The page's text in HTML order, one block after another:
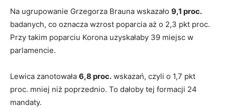
Na ugrupowanie Grzegorza Brauna wskazało 9,1 proc.
badanych, co oznacza wzrost poparcia aż o 2,3 pkt proc.
Przy takim poparciu Korona uzyskałaby 39 miejsc w
parlamencie.
Lewica zanotowała 6,8 proc. wskazań, czyli o 1,7 pkt
proc. mniej niż poprzednio. To dałoby tej formacji 24
mandaty.